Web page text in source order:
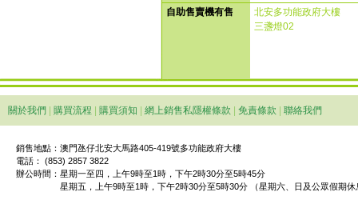
自助售賣機有售
北安多功能政府大樓
三盞燈02
關於我們 購買流程 購買須知 網上銷售私隱權條款 免責條款 聯絡我們
銷售地點：澳門氹仔北安大馬路405-419號多功能政府大樓
電話： (853) 2857 3822
辦公時間： 星期一至四，上午9時至1時，下午2時30分至5時45分
星期五，上午9時至1時，下午2時30分至5時30分 （星期六、日及公眾假期休